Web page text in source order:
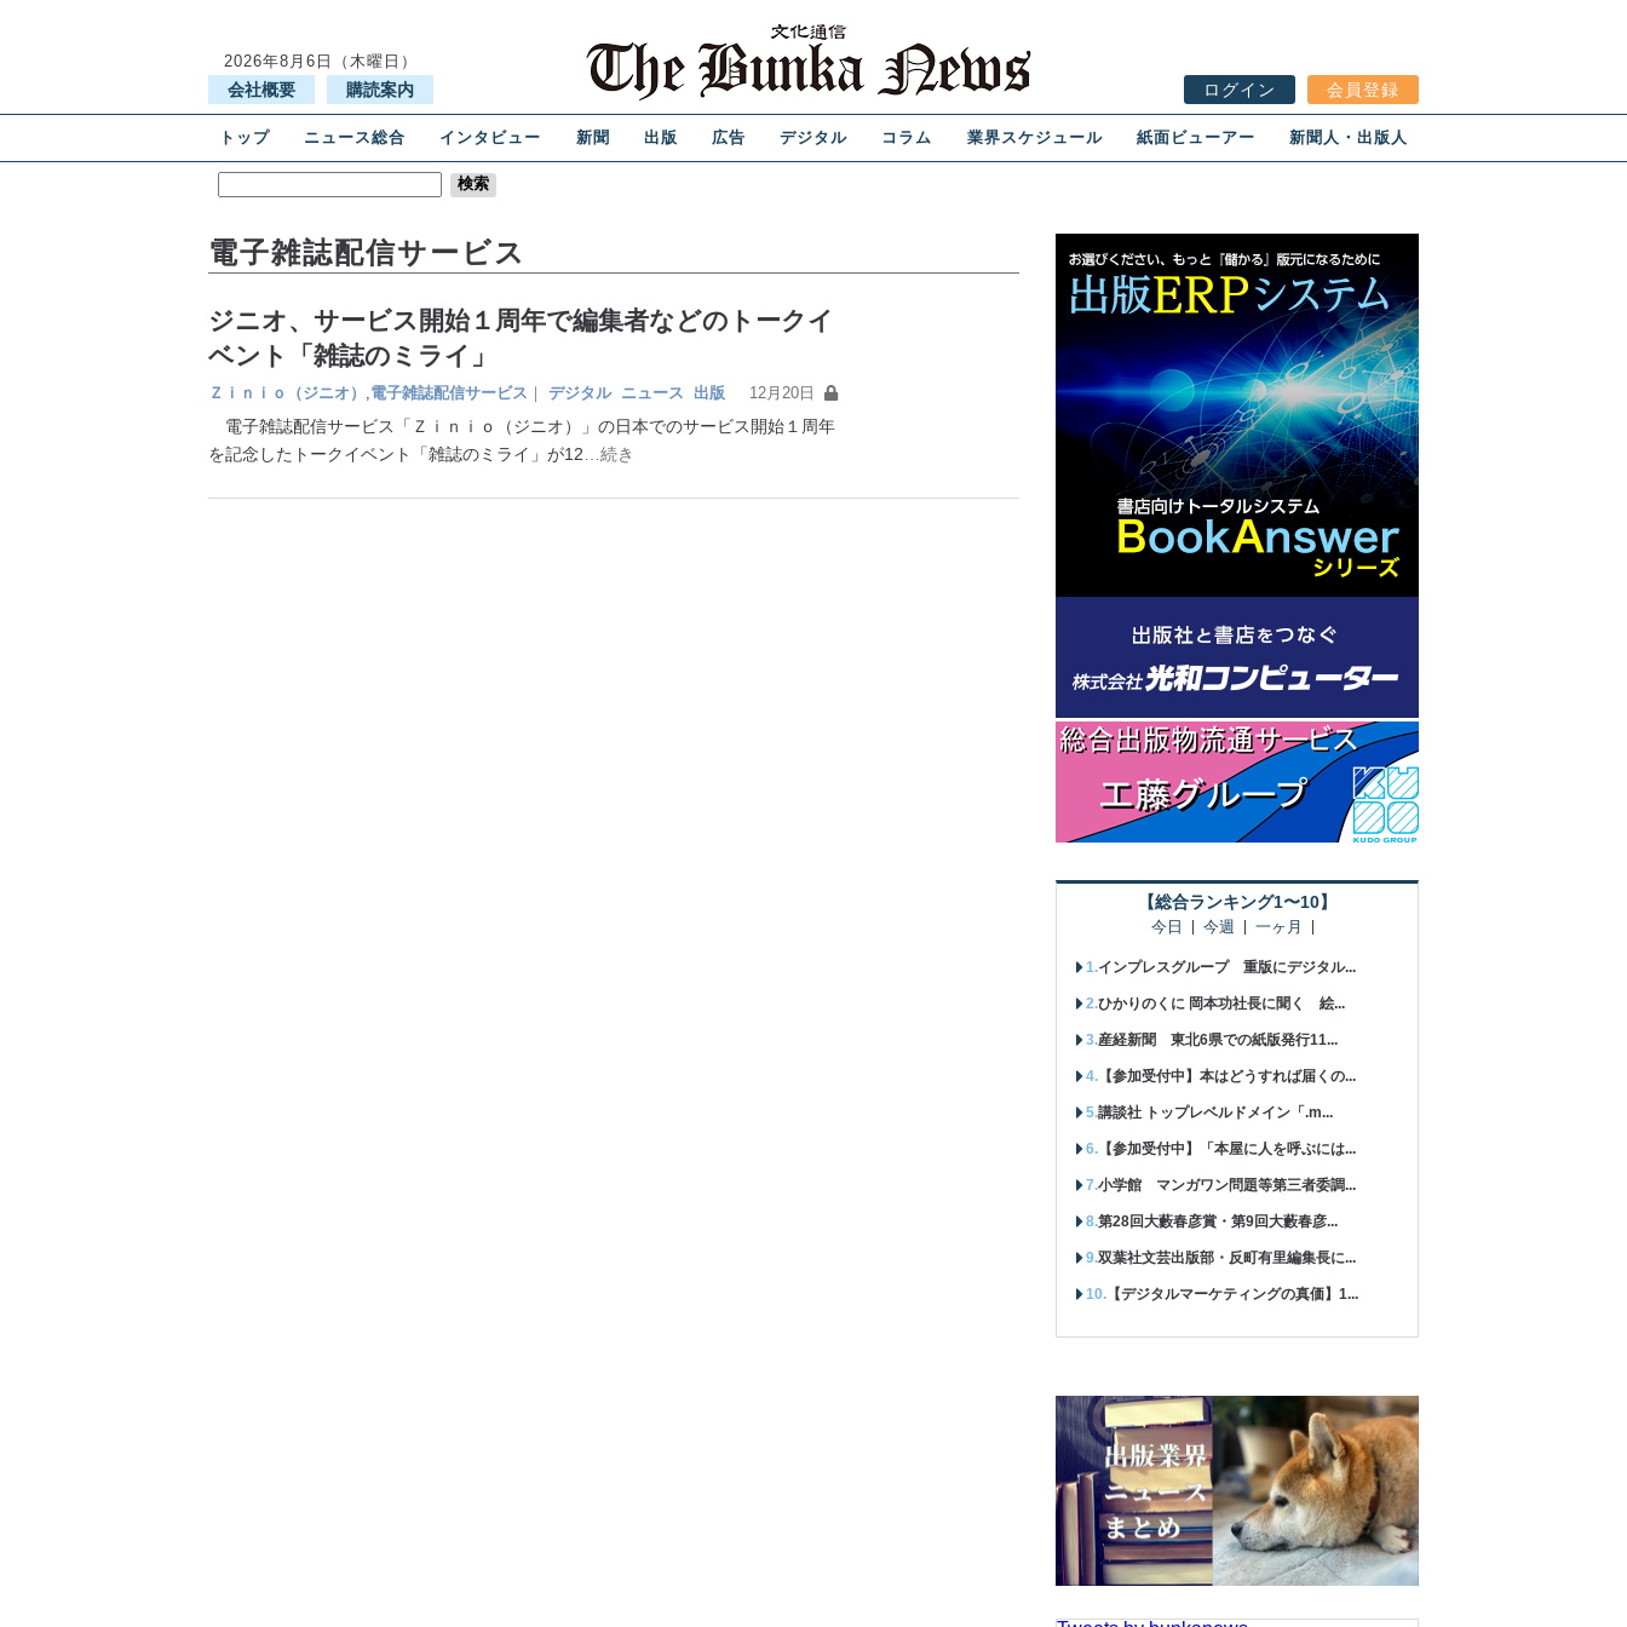
2026年8月6日（木曜日）
会社概要 購読案内 ログイン 会員登録
トップ ニュース総合 インタビュー 新聞 出版 広告 デジタル コラム 業界スケジュール 紙面ビューアー 新聞人・出版人
電子雑誌配信サービス
ジニオ、サービス開始１周年で編集者などのトークイ
ベント「雑誌のミライ」
Ｚｉｎｉｏ（ジニオ） ,電子雑誌配信サービス ｜ デジタル ニュース 出版 12月20日
電子雑誌配信サービス「Ｚｉｎｉｏ（ジニオ）」の日本でのサービス開始１周年
を記念したトークイベント「雑誌のミライ」が12 …続き
【総合ランキング1〜10】
今日 今週 一ヶ月
インプレスグループ 重版にデジタル...
ひかりのくに 岡本功社長に聞く 絵...
産経新聞 東北6県での紙版発行11...
【参加受付中】本はどうすれば届くの...
講談社 トップレベルドメイン「.m...
【参加受付中】「本屋に人を呼ぶには...
小学館 マンガワン問題等第三者委調...
第28回大藪春彦賞・第9回大藪春彦...
双葉社文芸出版部・反町有里編集長に...
【デジタルマーケティングの真価】1...